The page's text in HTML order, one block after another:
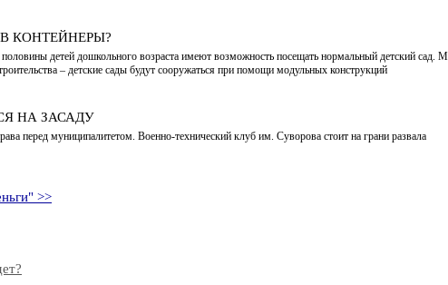
КОНТЕЙНЕРЫ?
детей дошкольного возраста имеют возможность посещать нормальный детский
– детские сады будут сооружаться при помощи модульных конструкций
НА ЗАСАДУ
перед муниципалитетом. Военно-технический клуб им. Суворова стоит на грани развала
>>